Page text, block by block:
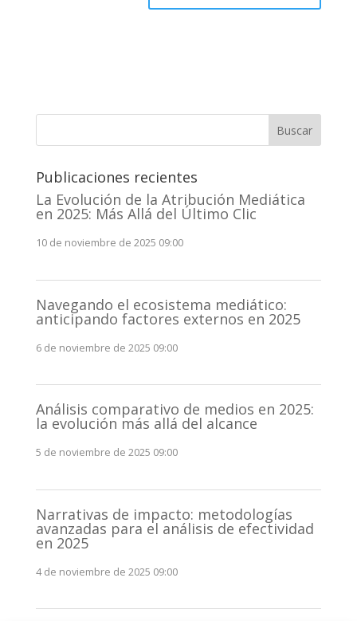
i
v
e
Buscar
Publicaciones recientes
La Evolución de la Atribución Mediática
en 2025: Más Allá del Último Clic
10 de noviembre de 2025 09:00
Navegando el ecosistema mediático:
anticipando factores externos en 2025
6 de noviembre de 2025 09:00
Análisis comparativo de medios en 2025:
la evolución más allá del alcance
5 de noviembre de 2025 09:00
Narrativas de impacto: metodologías
avanzadas para el análisis de efectividad
en 2025
4 de noviembre de 2025 09:00